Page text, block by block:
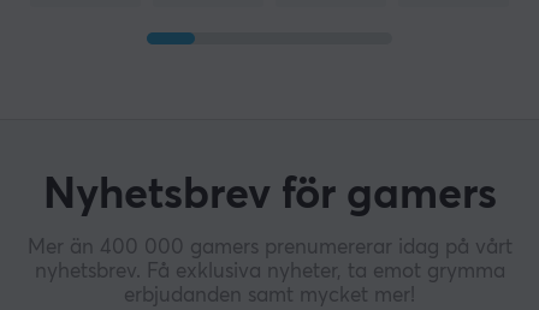
Nyhetsbrev för gamers
Mer än 400 000 gamers prenumererar idag på vårt
nyhetsbrev. Få exklusiva nyheter, ta emot grymma
erbjudanden samt mycket mer!